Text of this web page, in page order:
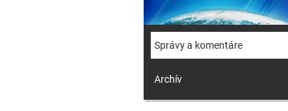
Správy a komentáre
Archív